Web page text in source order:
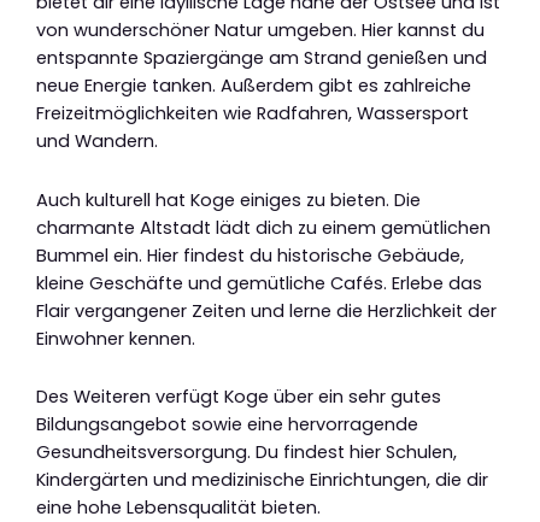
von wunderschöner Natur umgeben. Hier kannst du
entspannte Spaziergänge am Strand genießen und
neue Energie tanken. Außerdem gibt es zahlreiche
Freizeitmöglichkeiten wie Radfahren, Wassersport
und Wandern.
Auch kulturell hat Koge einiges zu bieten. Die
charmante Altstadt lädt dich zu einem gemütlichen
Bummel ein. Hier findest du historische Gebäude,
kleine Geschäfte und gemütliche Cafés. Erlebe das
Flair vergangener Zeiten und lerne die Herzlichkeit der
Einwohner kennen.
Des Weiteren verfügt Koge über ein sehr gutes
Bildungsangebot sowie eine hervorragende
Gesundheitsversorgung. Du findest hier Schulen,
Kindergärten und medizinische Einrichtungen, die dir
eine hohe Lebensqualität bieten.